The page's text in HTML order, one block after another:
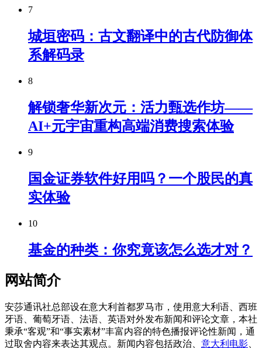
7
城垣密码：古文翻译中的古代防御体
系解码录
8
解锁奢华新次元：活力甄选作坊——
AI+元宇宙重构高端消费搜索体验
9
国金证券软件好用吗？一个股民的真
实体验
10
基金的种类：你究竟该怎么选才对？
网站简介
安莎通讯社总部设在意大利首都罗马市，使用意大利语、西班
牙语、葡萄牙语、法语、英语对外发布新闻和评论文章，本社
秉承“客观”和“事实素材”丰富内容的特色播报评论性新闻，通
过取舍内容来表达其观点。新闻内容包括政治、 意大利电影